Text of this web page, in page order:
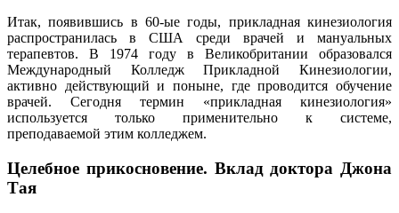
Итак, появившись в 60-ые годы, прикладная кинезиология
распространилась в США среди врачей и мануальных
терапевтов. В 1974 году в Великобритании образовался
Международный Колледж Прикладной Кинезиологии,
активно действующий и поныне, где проводится обучение
врачей. Сегодня термин «прикладная кинезиология»
используется только применительно к системе,
преподаваемой этим колледжем.
Целебное прикосновение. Вклад доктора Джона
Тая